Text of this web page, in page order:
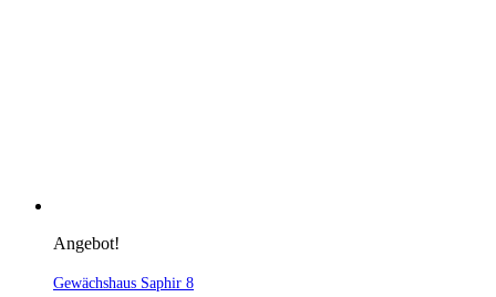
Angebot!
Gewächshaus Saphir 8